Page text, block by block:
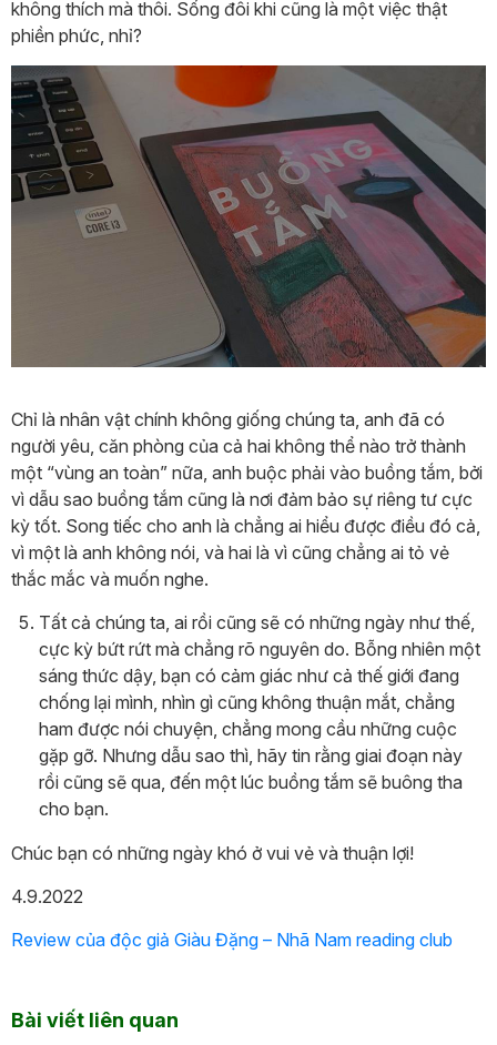
không thích mà thôi. Sống đôi khi cũng là một việc thật
phiền phức, nhỉ?
Chỉ là nhân vật chính không giống chúng ta, anh đã có
người yêu, căn phòng của cả hai không thể nào trở thành
một “vùng an toàn” nữa, anh buộc phải vào buồng tắm, bởi
vì dẫu sao buồng tắm cũng là nơi đảm bảo sự riêng tư cực
kỳ tốt. Song tiếc cho anh là chẳng ai hiểu được điều đó cả,
vì một là anh không nói, và hai là vì cũng chẳng ai tỏ vẻ
thắc mắc và muốn nghe.
Tất cả chúng ta, ai rồi cũng sẽ có những ngày như thế,
cực kỳ bứt rứt mà chẳng rõ nguyên do. Bỗng nhiên một
sáng thức dậy, bạn có cảm giác như cả thế giới đang
chống lại mình, nhìn gì cũng không thuận mắt, chẳng
ham được nói chuyện, chẳng mong cầu những cuộc
gặp gỡ. Nhưng dẫu sao thì, hãy tin rằng giai đoạn này
rồi cũng sẽ qua, đến một lúc buồng tắm sẽ buông tha
cho bạn.
Chúc bạn có những ngày khó ở vui vẻ và thuận lợi!
4.9.2022
Review của độc giả Giàu Đặng – Nhã Nam reading club
Bài viết liên quan